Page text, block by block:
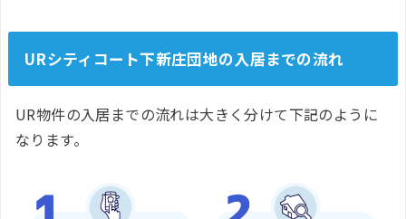
URシティコート下新庄団地の入居までの流れ
UR物件の入居までの流れは大きく分けて下記のように
なります。